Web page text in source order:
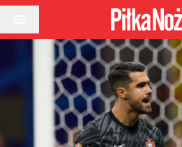
Przejdź do treści